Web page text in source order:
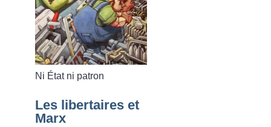
Ni État ni patron
Les libertaires et
Marx